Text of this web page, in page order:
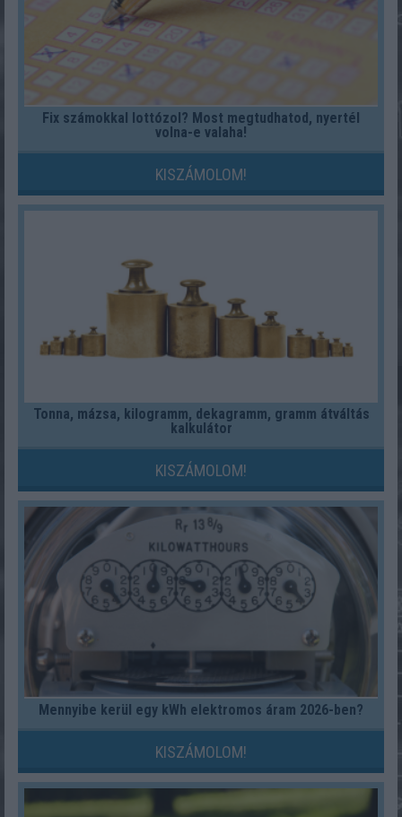
Fix számokkal lottózol? Most megtudhatod, nyertél
volna-e valaha!
KISZÁMOLOM!
Tonna, mázsa, kilogramm, dekagramm, gramm átváltás
kalkulátor
KISZÁMOLOM!
Mennyibe kerül egy kWh elektromos áram 2026-ben?
KISZÁMOLOM!